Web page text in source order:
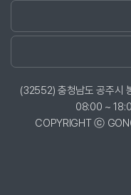
(32552) 충청남도 공주시
08:00 ~
COPYRIGHT ⓒ